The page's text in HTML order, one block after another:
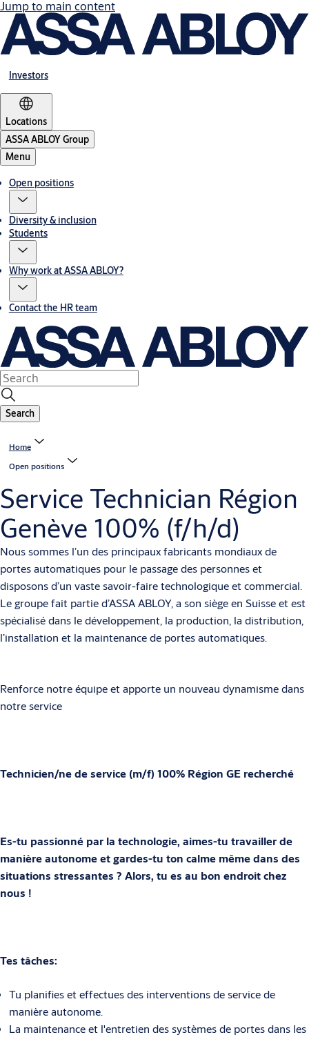
Jump to main content
Investors
Locations
ASSA ABLOY Group
Menu
Open positions
Diversity & inclusion
Students
Why work at ASSA ABLOY?
Contact the HR team
Search
Home
Open positions
Service Technician Région
Genève 100% (f/h/d)
Nous sommes l’un des principaux fabricants mondiaux de
portes automatiques pour le passage des personnes et
disposons d’un vaste savoir-faire technologique et commercial.
Le groupe fait partie d’ASSA ABLOY, a son siège en Suisse et est
spécialisé dans le développement, la production, la distribution,
l’installation et la maintenance de portes automatiques.
Renforce notre équipe et apporte un nouveau dynamisme dans
notre service
Technicien/ne de service (m/f) 100% Région GE recherché
Es-tu passionné par la technologie, aimes-tu travailler de
manière autonome et gardes-tu ton calme même dans des
situations stressantes ? Alors, tu es au bon endroit chez
nous !
Tes tâches:
Tu planifies et effectues des interventions de service de
manière autonome.
La maintenance et l'entretien des systèmes de portes dans les